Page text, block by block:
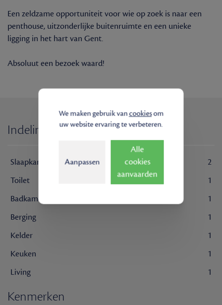
Een zeldzame opportuniteit voor wie op zoek is naar een
penthouse, uitzonderlijke buitenruimte en een unieke
ligging in het hart van Gent.
Absoluut een bezoek waard!
Indeling
Slaapkamer
2
Toilet
1
Badkamer
1
Berging
1
Kelder
1
Keuken
1
Living
1
Kenmerken
We maken gebruik vancookiesom
uw website ervaring te verbeteren.
Aanpassen
Alle
cookies
aanvaarden